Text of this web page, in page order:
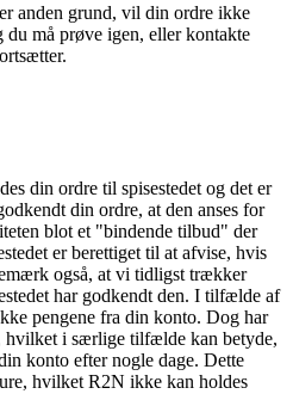
anden grund, vil din ordre ikke
du må prøve igen, eller kontakte
din ordre til spisestedet og det er
din ordre, at den anses for
blot et "bindende tilbud" der
er berettiget til at afvise, hvis
også, at vi tidligst trækker
har godkendt den. I tilfælde af
pengene fra din konto. Dog har
hvilket i særlige tilfælde kan betyde,
konto efter nogle dage. Dette
hvilket R2N ikke kan holdes